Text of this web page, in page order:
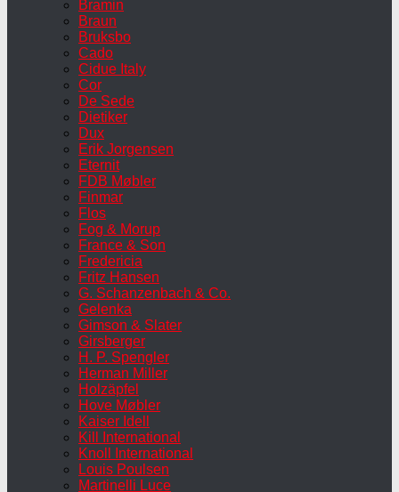
Bramin
Braun
Bruksbo
Cado
Cidue Italy
Cor
De Sede
Dietiker
Dux
Erik Jorgensen
Eternit
FDB Møbler
Finmar
Flos
Fog & Morup
France & Son
Fredericia
Fritz Hansen
G. Schanzenbach & Co.
Gelenka
Gimson & Slater
Girsberger
H. P. Spengler
Herman Miller
Holzäpfel
Hove Møbler
Kaiser Idell
Kill International
Knoll International
Louis Poulsen
Martinelli Luce